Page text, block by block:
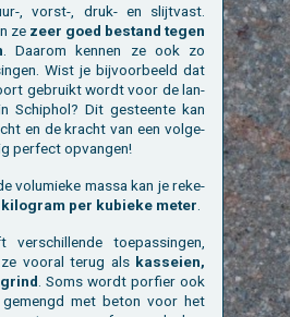
, vorst-, druk- en slijt­vast.
ze zeer goed be­stand tegen
. Daar­om ken­nen ze ook zo
Wist je bij­voor­beeld dat
ge­bruikt wordt voor de lan­
Schip­hol? Dit ge­steen­te kan
en de kracht van een vol­ge­
per­fect op­van­gen!
vo­lu­mie­ke massa kan je re­ke­
ki­lo­gram per ku­bie­ke meter
ver­schil­len­de toe­pas­sin­gen,
voor­al terug als kas­sei­en,
. Soms wordt por­fier ook
ge­mengd met beton voor het